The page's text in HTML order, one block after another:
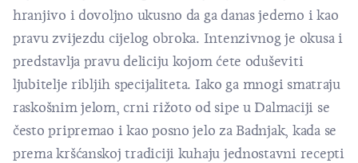
hranjivo i dovoljno ukusno da ga danas jedemo i kao
pravu zvijezdu cijelog obroka. Intenzivnog je okusa i
predstavlja pravu deliciju kojom ćete oduševiti
ljubitelje ribljih specijaliteta. Iako ga mnogi smatraju
raskošnim jelom, crni rižoto od sipe u Dalmaciji se
često pripremao i kao posno jelo za Badnjak, kada se
prema kršćanskoj tradiciji kuhaju jednostavni recepti